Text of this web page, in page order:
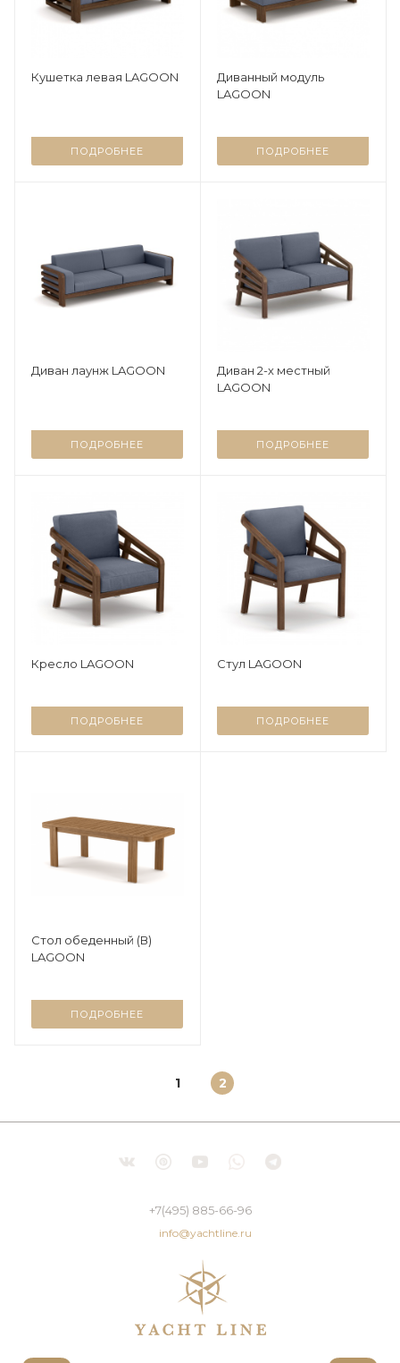
Кушетка левая LAGOON
ПОДРОБНЕЕ
Диванный модуль
LAGOON
ПОДРОБНЕЕ
Диван лаунж LAGOON
ПОДРОБНЕЕ
Диван 2-х местный
LAGOON
ПОДРОБНЕЕ
Кресло LAGOON
ПОДРОБНЕЕ
Стул LAGOON
ПОДРОБНЕЕ
Стол обеденный (В)
LAGOON
ПОДРОБНЕЕ
1 2
+7(495) 885-66-96
info@yachtline.ru